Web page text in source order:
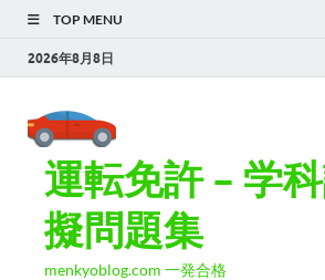
TOP MENU
2026年8月8日
運転免許 – 学
擬問題集
menkyoblog.com 一発合格